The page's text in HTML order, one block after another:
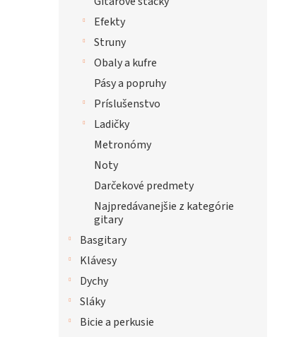
Efekty
Struny
Obaly a kufre
Pásy a popruhy
Príslušenstvo
Ladičky
Metronómy
Noty
Darčekové predmety
Najpredávanejšie z kategórie
gitary
Basgitary
Klávesy
Dychy
Sláky
Bicie a perkusie